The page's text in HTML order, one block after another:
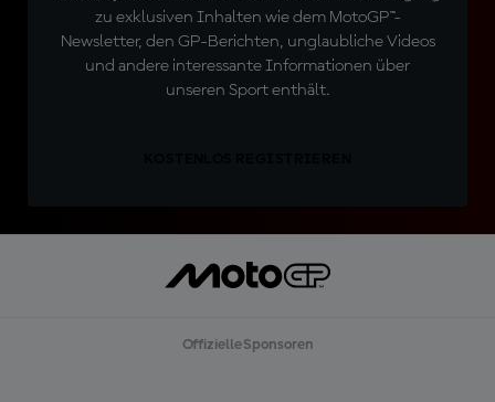
zu exklusiven Inhalten wie dem MotoGP™-
Newsletter, den GP-Berichten, unglaubliche Videos
und andere interessante Informationen über
unseren Sport enthält.
Offizielle Sponsoren